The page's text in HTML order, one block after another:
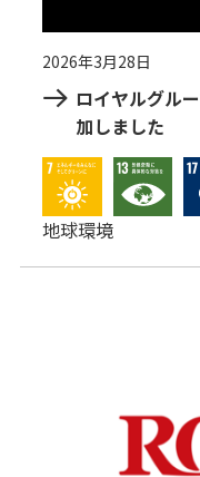
2026年3月28日
ロイヤルグル
加しました
地球環境